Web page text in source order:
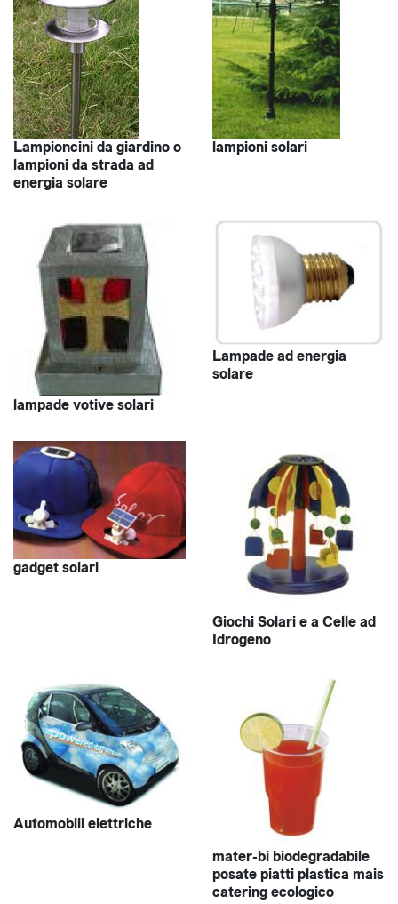
Lampioncini da giardino o
lampioni da strada ad
energia solare
lampioni solari
lampade votive solari
Lampade ad energia
solare
gadget solari
Giochi Solari e a Celle ad
Idrogeno
Automobili elettriche
mater-bi biodegradabile
posate piatti plastica mais
catering ecologico